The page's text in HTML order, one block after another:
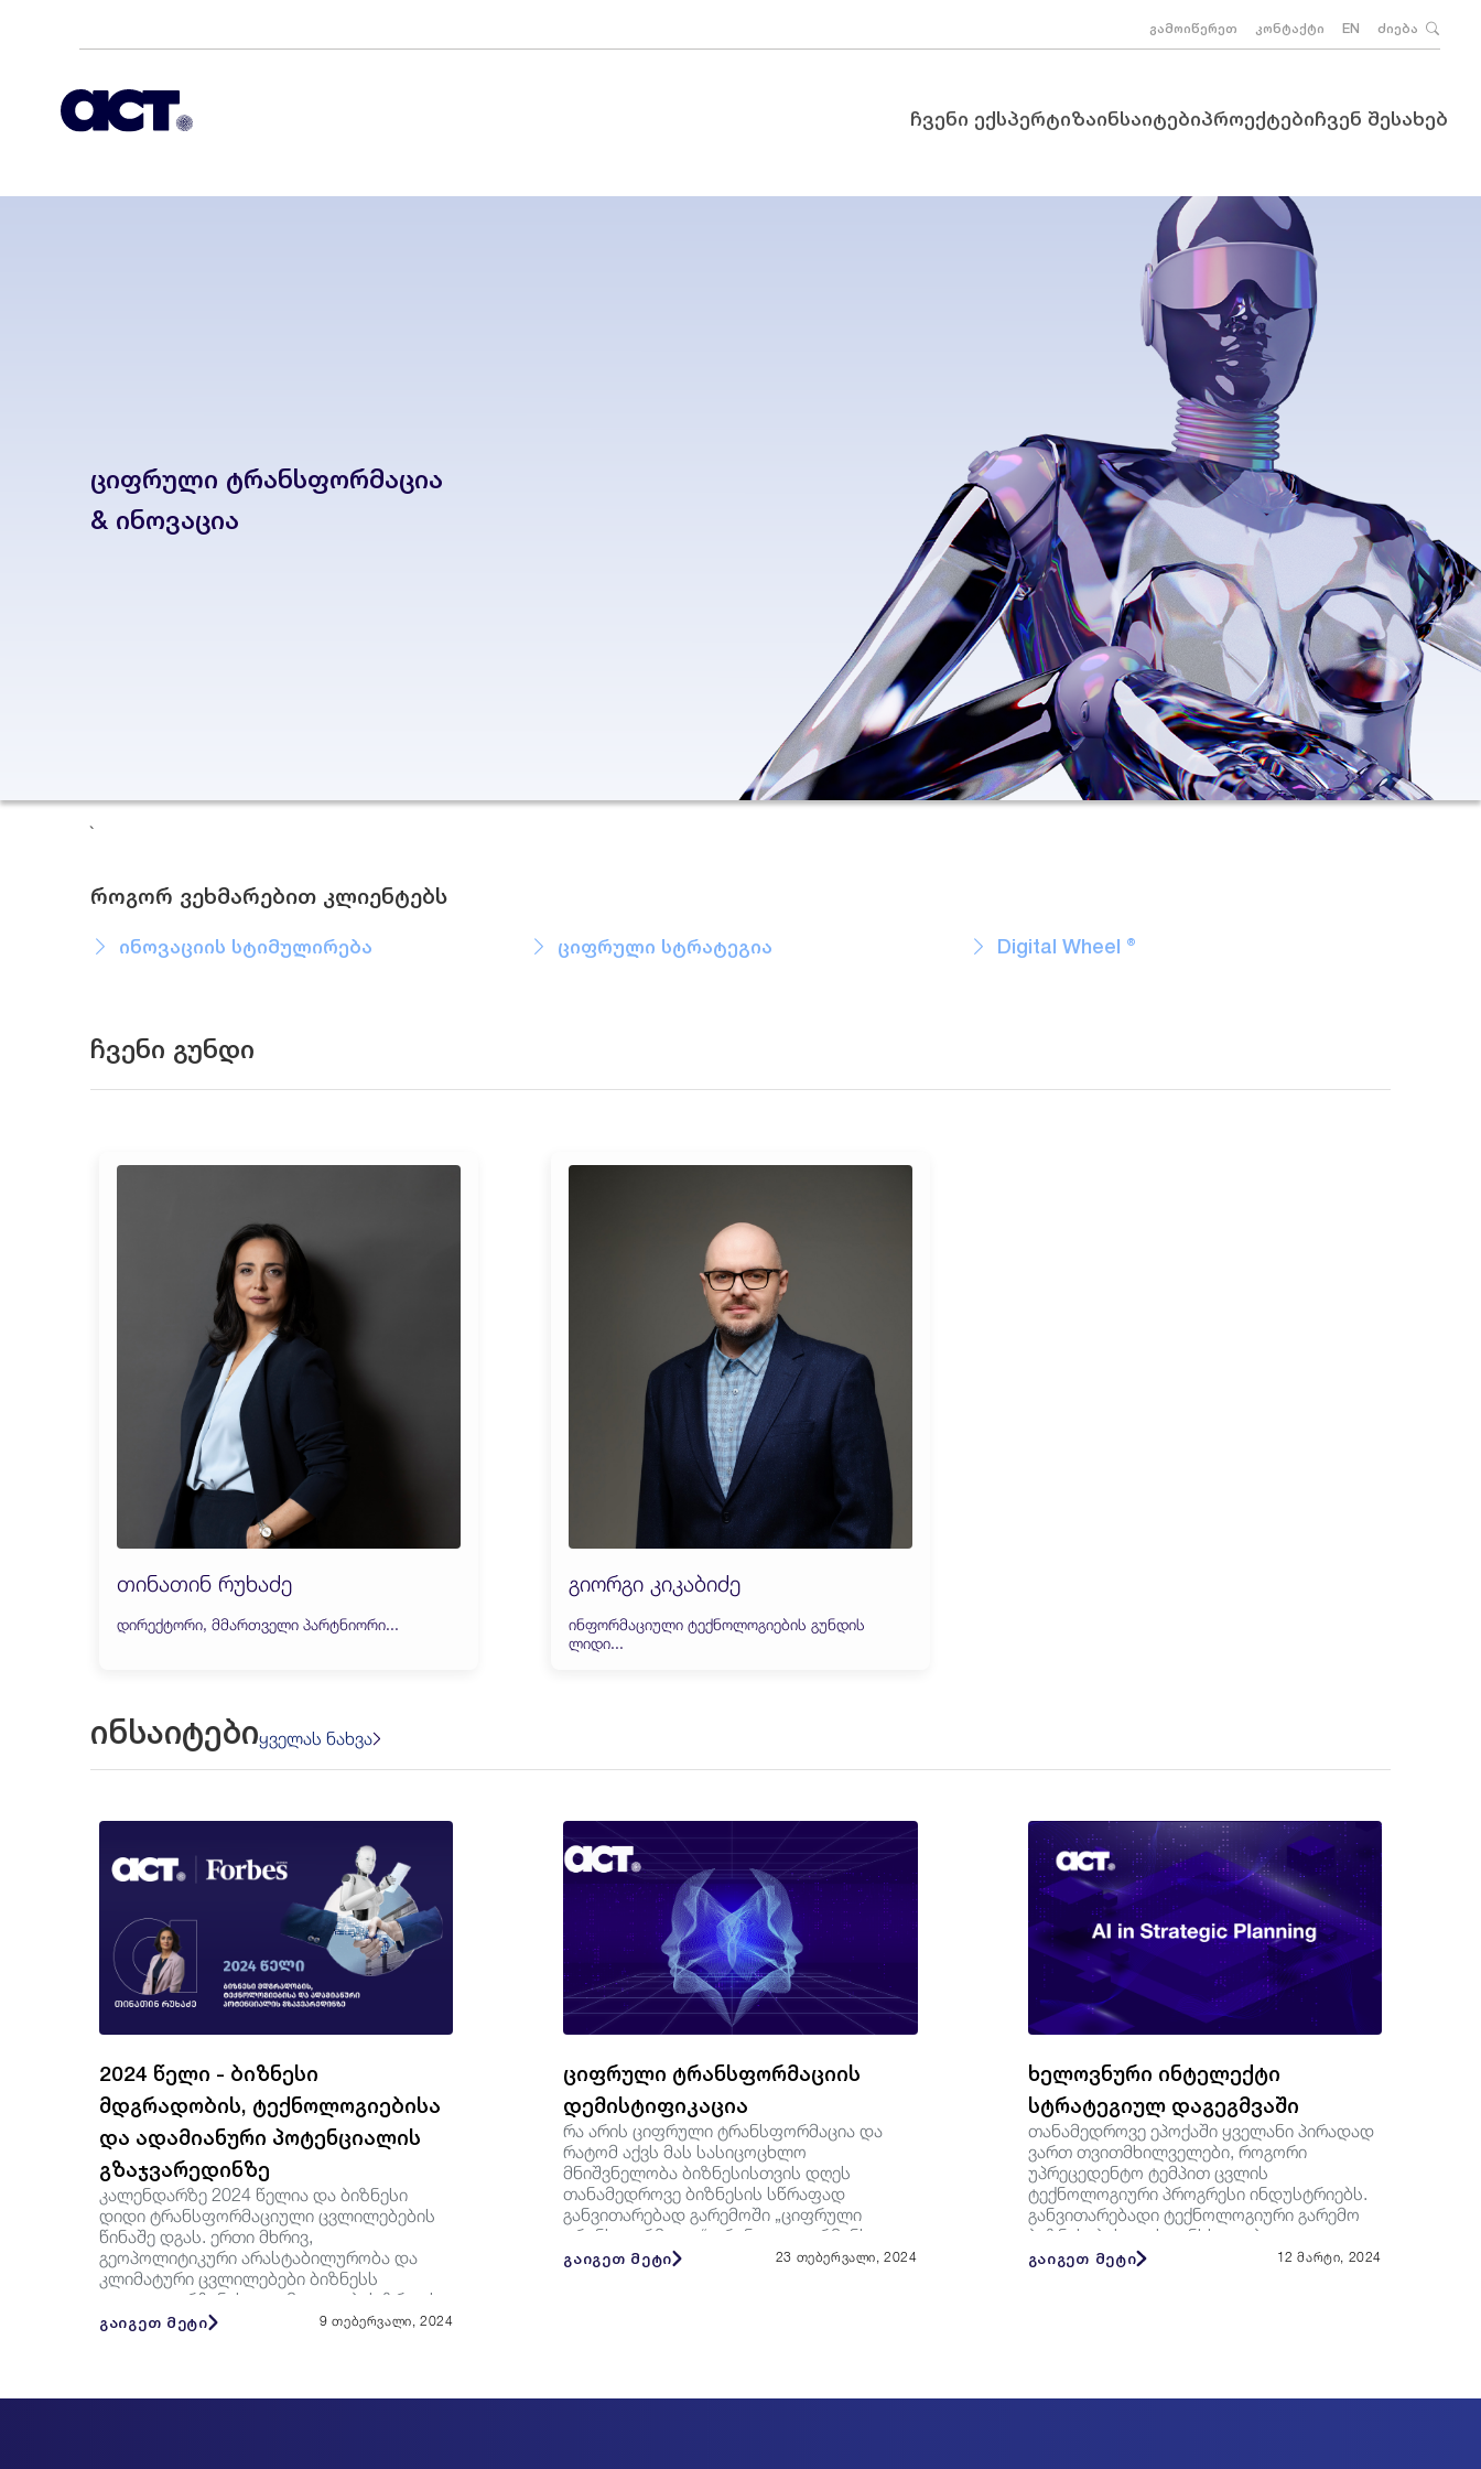
გამოიწერეთ კონტაქტი EN ძიება
ჩვენი ექსპერტიზაინსაიტებიპროექტებიჩვენ შესახებ
ციფრული ტრანსფორმაცია
& ინოვაცია
`
როგორ ვეხმარებით კლიენტებს
ინოვაციის სტიმულირება ციფრული სტრატეგია Digital Wheel ®
ჩვენი გუნდი
თინათინ რუხაძე
დირექტორი, მმართველი პარტნიორი...
გიორგი კიკაბიძე
ინფორმაციული ტექნოლოგიების გუნდის
ლიდი...
ინსაიტებიყველას ნახვა
2024 წელი - ბიზნესი
მდგრადობის, ტექნოლოგიებისა
და ადამიანური პოტენციალის
გზაჯვარედინზე
კალენდარზე 2024 წელია და ბიზნესი
დიდი ტრანსფორმაციული ცვლილებების
წინაშე დგას. ერთი მხრივ,
გეოპოლიტიკური არასტაბილურობა და
კლიმატური ცვლილებები ბიზნესს
თვითგადარჩენისა და მედეგობის ზრდის
გადაუდებელ აუ...
გაიგეთ მეტი 9 თებერვალი, 2024
ციფრული ტრანსფორმაციის
დემისტიფიკაცია
რა არის ციფრული ტრანსფორმაცია და
რატომ აქვს მას სასიცოცხლო
მნიშვნელობა ბიზნესისთვის დღეს
თანამედროვე ბიზნესის სწრაფად
განვითარებად გარემოში „ციფრული
ტრანსფორმაცია“ ტრენდულ ტერმინს
მიღმა, ს...
გაიგეთ მეტი 23 თებერვალი, 2024
ხელოვნური ინტელექტი
სტრატეგიულ დაგეგმვაში
თანამედროვე ეპოქაში ყველანი პირადად
ვართ თვითმხილველები, როგორი
უპრეცედენტო ტემპით ცვლის
ტექნოლოგიური პროგრესი ინდუსტრიებს.
განვითარებადი ტექნოლოგიური გარემო
ბიზნესებისთვის განსხვავებულ
საჭიროებებს აჩ...
გაიგეთ მეტი 12 მარტი, 2024